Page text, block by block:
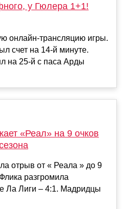
у Гюлера 1+1!
онлайн-трансляцию игры.
счет на 14-й минуте.
на 25-й с паса Арды
«Реал» на 9 очков
отрыв от « Реала » до 9
разгромила
Ла Лиги – 4:1. Мадридцы